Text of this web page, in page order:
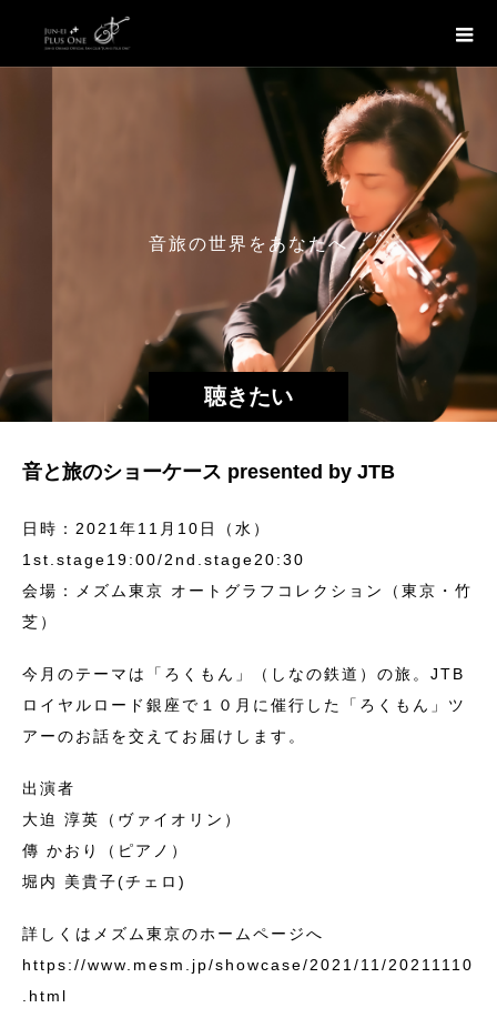
聴きたい
音旅の世界 を あなたへ
音と旅のショーケース presented by JTB
日時：2021年11月10日（水）
1st.stage19:00/2nd.stage20:30
会場：メズム東京 オートグラフコレクション（東京・竹
芝）
今月のテーマは「ろくもん」（しなの鉄道）の旅。JTB
ロイヤルロード銀座で１０月に催行した「ろくもん」ツ
アーのお話を交えてお届けします。
出演者
大迫 淳英（ヴァイオリン）
傳 かおり（ピアノ）
堀内 美貴子(チェロ)
詳しくはメズム東京のホームページへ
https://www.mesm.jp/showcase/2021/11/20211110
.html